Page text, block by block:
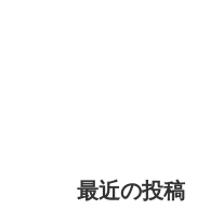
最近の投稿